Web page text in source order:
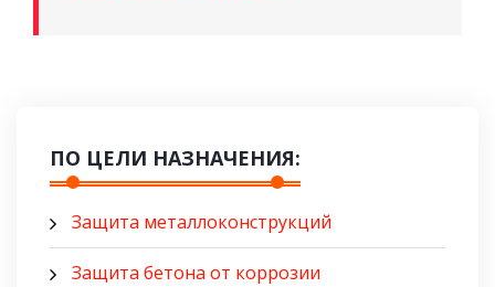
ПО ЦЕЛИ НАЗНАЧЕНИЯ:
Защита металлоконструкций
Защита бетона от коррозии